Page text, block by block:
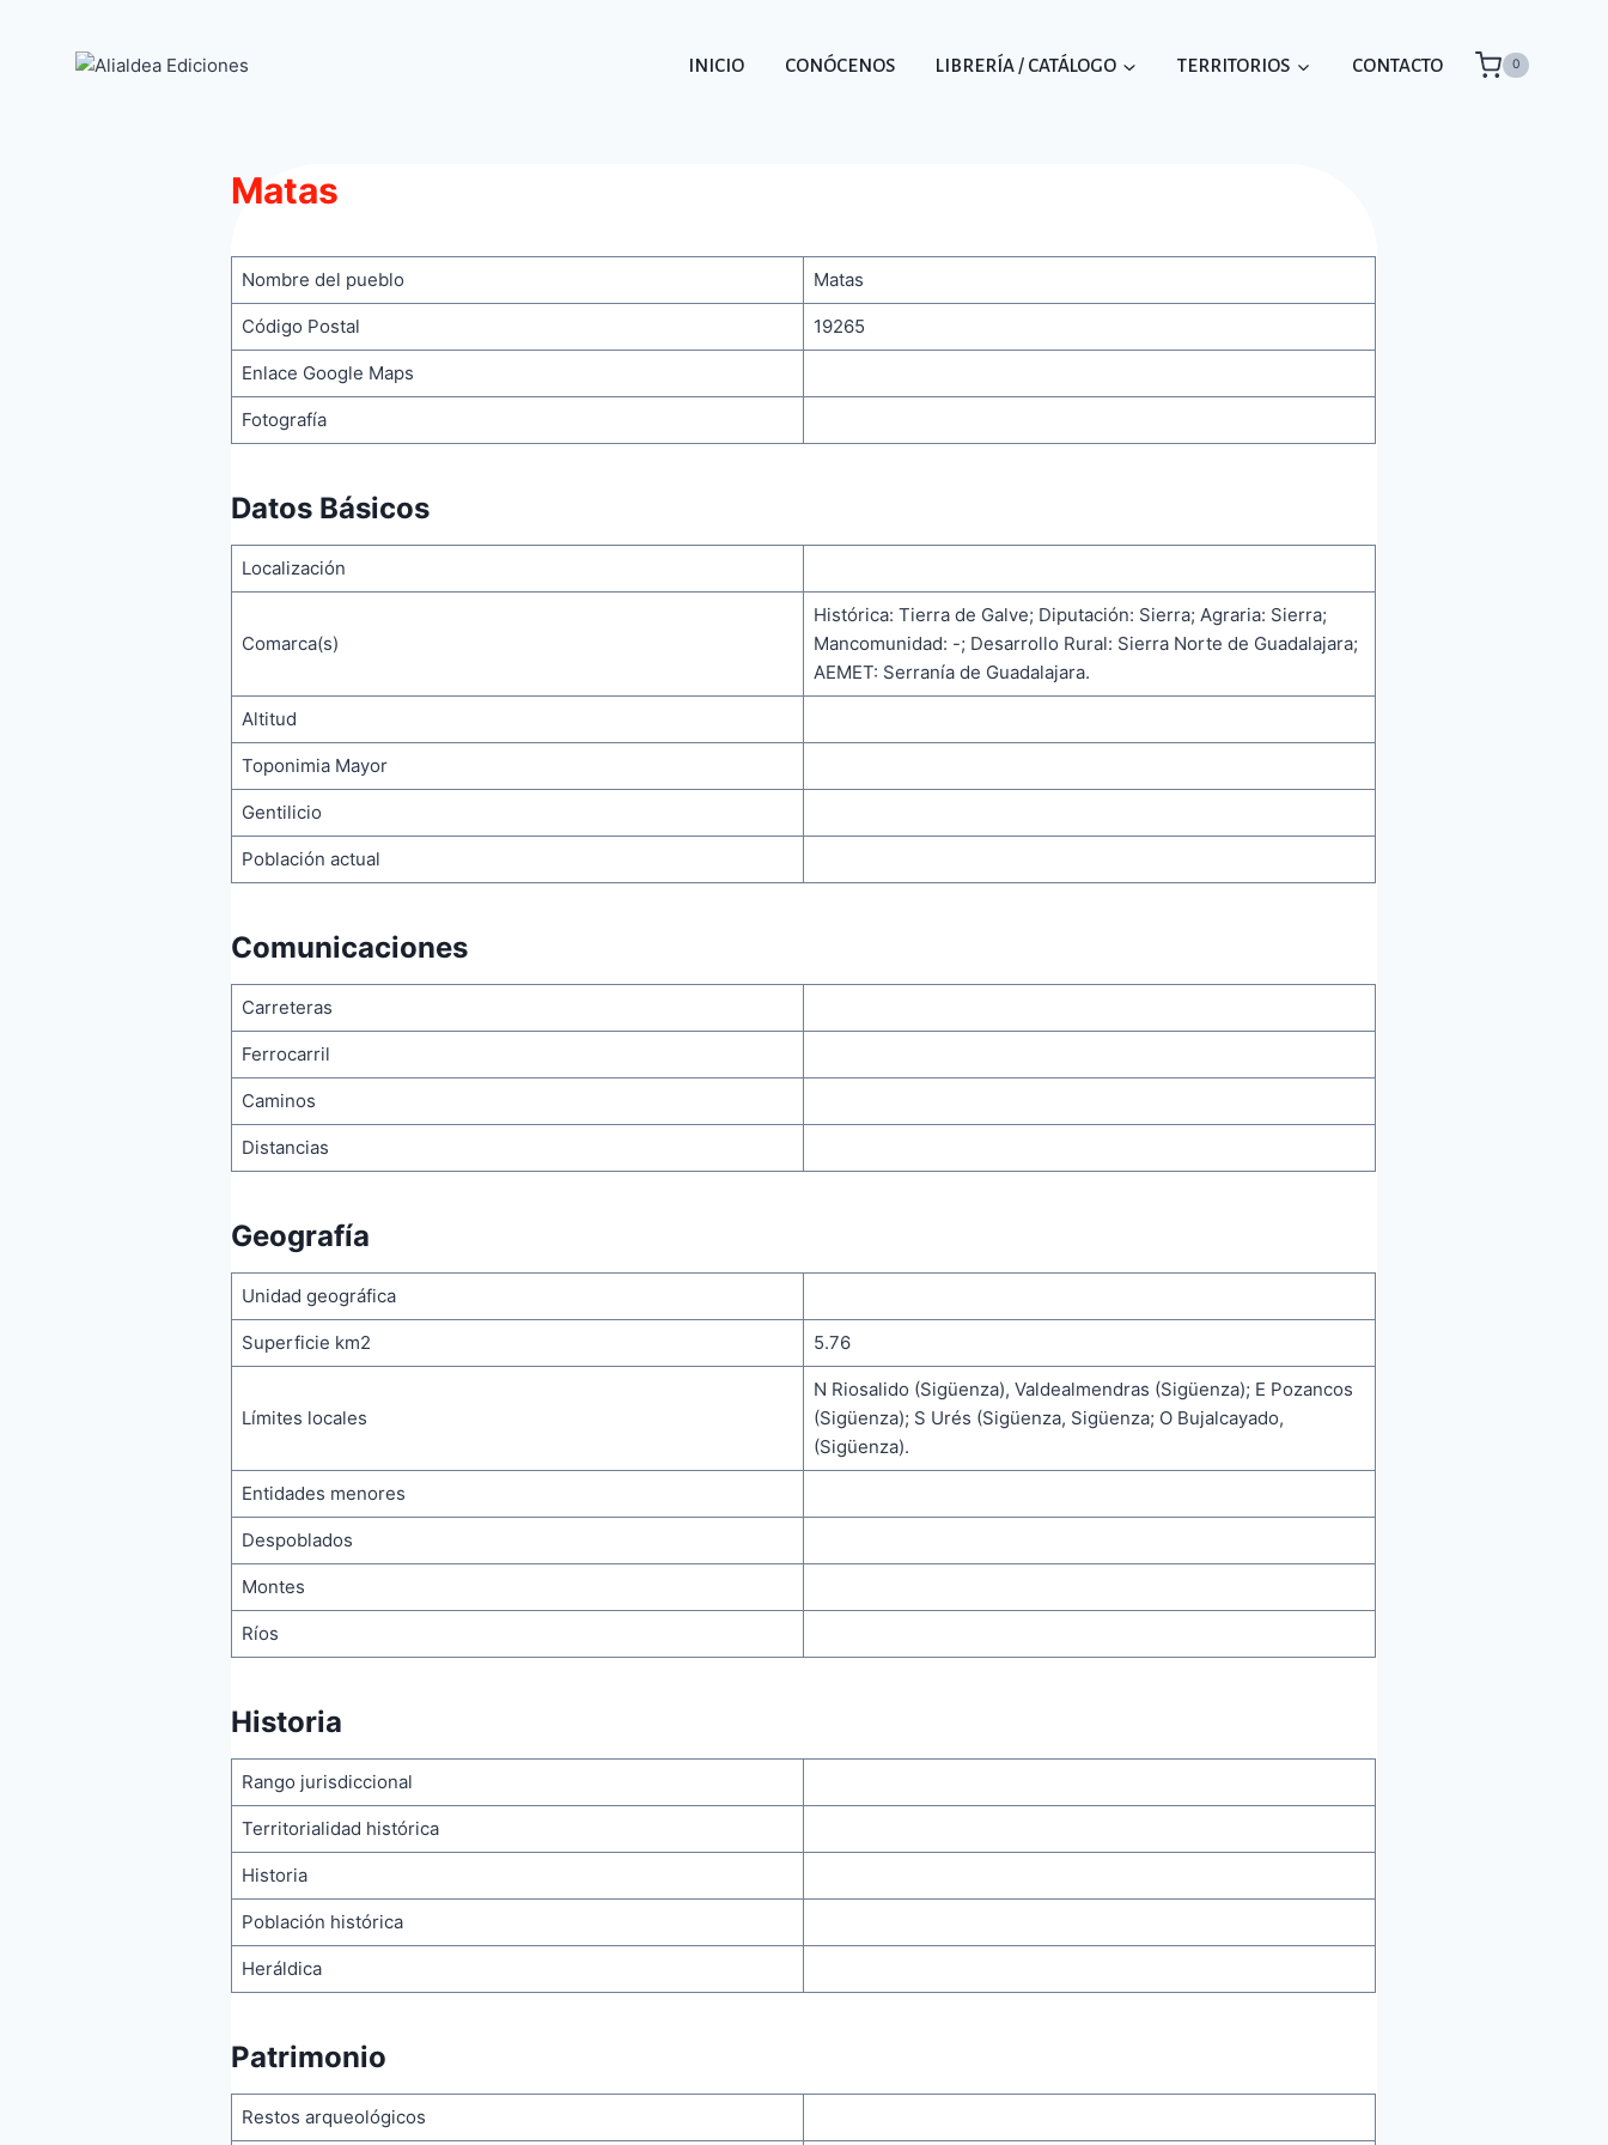
contenido
INICIO CONÓCENOS LIBRERÍA / CATÁLOGO TERRITORIOS CONTACTO 0
Matas
Nombre del pueblo Matas
Código Postal 19265
Enlace Google Maps
Fotografía
Datos Básicos
Localización
Comarca(s)
Histórica: Tierra de Galve; Diputación: Sierra; Agraria: Sierra;
Mancomunidad: -; Desarrollo Rural: Sierra Norte de Guadalajara;
AEMET: Serranía de Guadalajara.
Altitud
Toponimia Mayor
Gentilicio
Población actual
Comunicaciones
Carreteras
Ferrocarril
Caminos
Distancias
Geografía
Unidad geográfica
Superficie km2 5.76
Límites locales
N Riosalido (Sigüenza), Valdealmendras (Sigüenza); E Pozancos
(Sigüenza); S Urés (Sigüenza, Sigüenza; O Bujalcayado,
(Sigüenza).
Entidades menores
Despoblados
Montes
Ríos
Historia
Rango jurisdiccional
Territorialidad histórica
Historia
Población histórica
Heráldica
Patrimonio
Restos arqueológicos